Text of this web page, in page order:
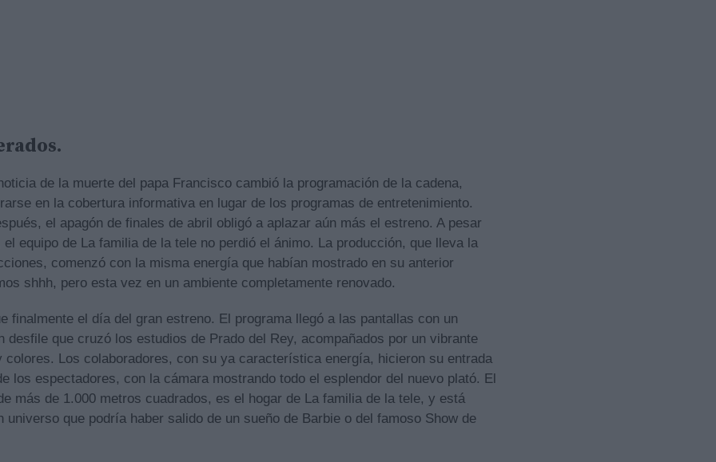
de la muerte del papa Francisco cambió la programación de la cadena,
en la cobertura informativa en lugar de los programas de entretenimiento.
el apagón de finales de abril obligó a aplazar aún más el estreno. A pesar
equipo de La familia de la tele no perdió el ánimo. La producción, que lleva la
comenzó con la misma energía que habían mostrado en su anterior
shhh, pero esta vez en un ambiente completamente renovado.
finalmente el día del gran estreno. El programa llegó a las pantallas con un
desfile que cruzó los estudios de Prado del Rey, acompañados por un vibrante
colores. Los colaboradores, con su ya característica energía, hicieron su entrada
los espectadores, con la cámara mostrando todo el esplendor del nuevo plató. El
más de 1.000 metros cuadrados, es el hogar de La familia de la tele, y está
universo que podría haber salido de un sueño de Barbie o del famoso Show de